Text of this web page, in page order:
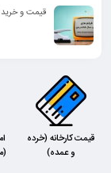
قیمت و خرید
قیمت کارخانه (خرده
و عمده)